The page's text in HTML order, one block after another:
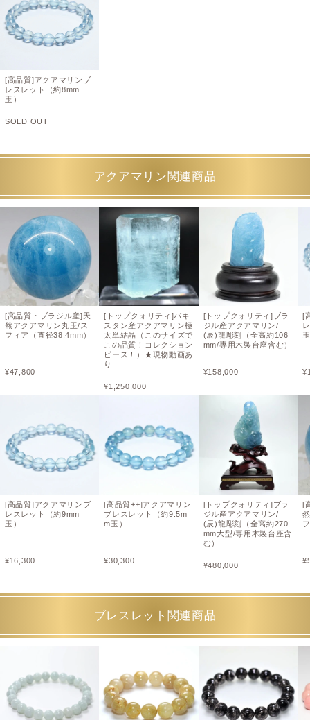
[高品質]アクアマリンブ
レスレット（約8mm
玉）
SOLD OUT
アクアマリン関連商品
[高品質・ブラジル産]天
然アクアマリン丸玉/ス
フィア（直径38.4mm）
¥47,800
[高品質]アクアマリンブ
レスレット（約9mm
玉）
¥16,300
[トップクォリティ]パキ
スタン産アクアマリン極
太単結晶（このサイズで
この品質！コレクション
ピース！）★現物動画あ
り
¥1,250,000
[高品質++]アクアマリン
ブレスレット（約9.5m
m玉）
¥30,300
[トップクォリティ]ブラ
ジル産アクアマリン/
(辰)龍彫刻（全高約106
mm/専用木製台座含む）
¥158,000
[トップクォリティ]ブラ
ジル産アクアマリン/
(辰)龍彫刻（全高約270
mm大型/専用木製台座含
む）
¥480,000
[
¥
[
¥
ブレスレット関連商品